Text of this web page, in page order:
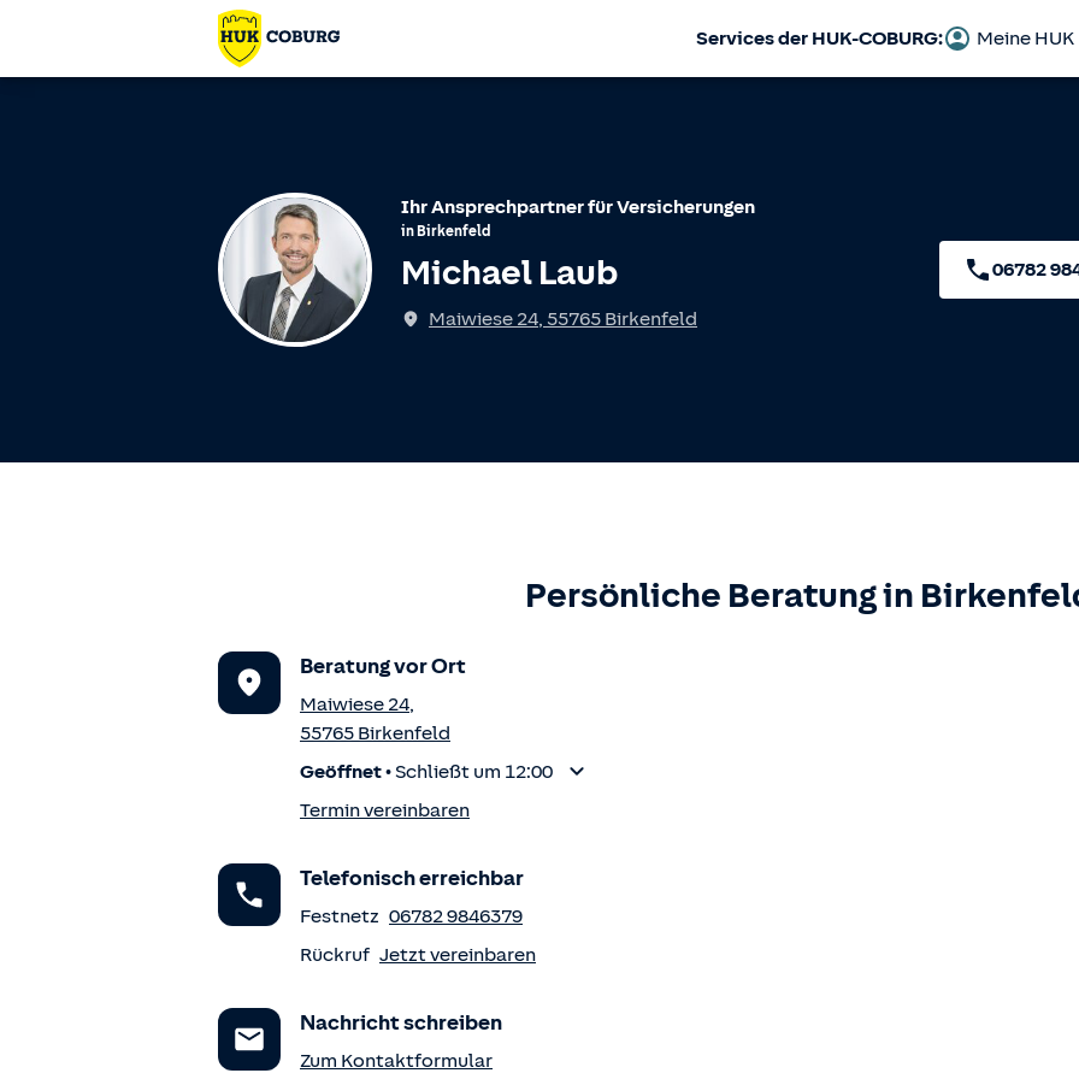
Services der HUK-COBURG: Meine HUK
Ihr Ansprechpartner für Versicherungen
in Birkenfeld
Michael Laub
Maiwiese 24, 55765 Birkenfeld
06782
Persönliche Beratung in
Beratung vor Ort
Maiwiese 24,
55765 Birkenfeld
Geöffnet•Schließt um 12:00
Termin vereinbaren
Telefonisch erreichbar
Festnetz 06782 9846379
Rückruf Jetzt vereinbaren
Nachricht schreiben
Zum Kontaktformular